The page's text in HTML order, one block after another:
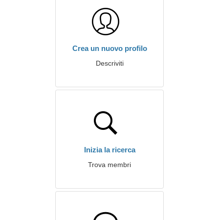
Crea un nuovo profilo
Descriviti
Inizia la ricerca
Trova membri